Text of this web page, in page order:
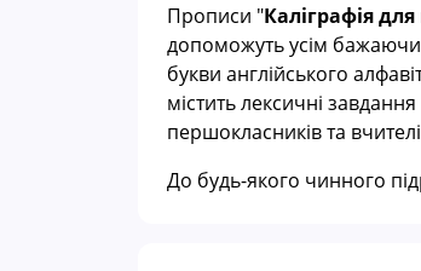
Прописи "Каліграфія
допоможуть усім
букви англійського
містить лексичні
першокласників та
До будь-якого чинного